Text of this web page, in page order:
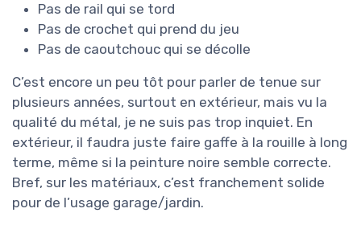
Pas de rail qui se tord
Pas de crochet qui prend du jeu
Pas de caoutchouc qui se décolle
C’est encore un peu tôt pour parler de tenue sur
plusieurs années, surtout en extérieur, mais vu la
qualité du métal, je ne suis pas trop inquiet. En
extérieur, il faudra juste faire gaffe à la rouille à long
terme, même si la peinture noire semble correcte.
Bref, sur les matériaux, c’est franchement solide
pour de l’usage garage/jardin.